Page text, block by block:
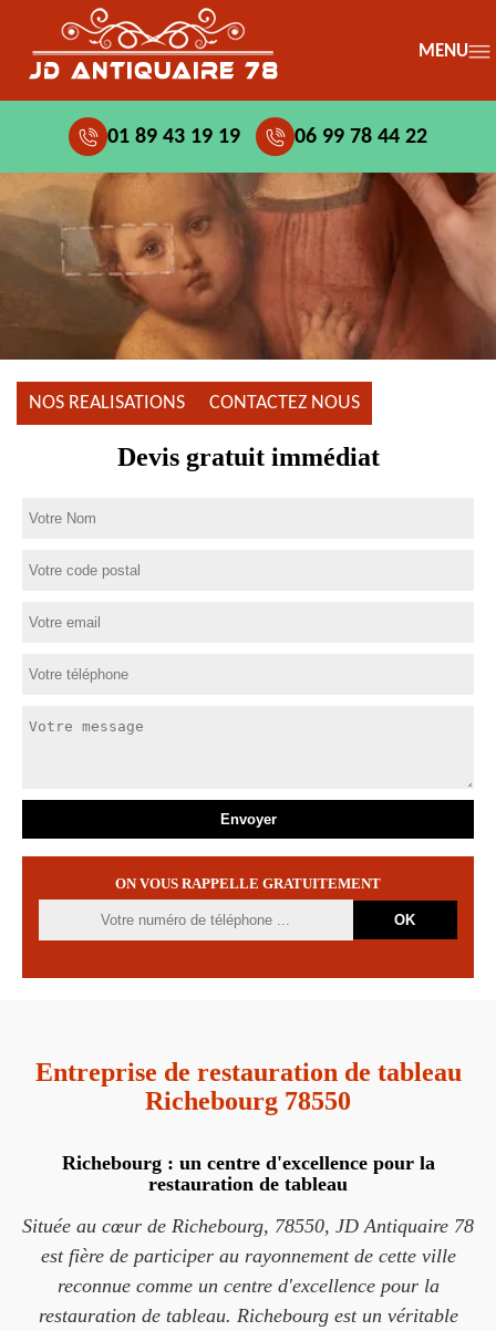
MENU
01 89 43 19 19 06 99 78 44 22
NOS REALISATIONS CONTACTEZ NOUS
Devis gratuit immédiat
ON VOUS RAPPELLE GRATUITEMENT
Entreprise de restauration de tableau
Richebourg 78550
Richebourg : un centre d'excellence pour la
restauration de tableau
Située au cœur de Richebourg, 78550, JD Antiquaire 78
est fière de participer au rayonnement de cette ville
reconnue comme un centre d'excellence pour la
restauration de tableau. Richebourg est un véritable